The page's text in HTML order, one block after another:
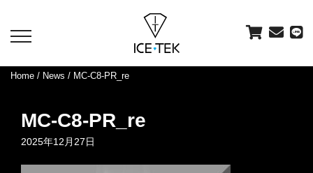
toggle
Home / News / MC-C8-PR_re
MC-C8-PR_re
2025年12月27日